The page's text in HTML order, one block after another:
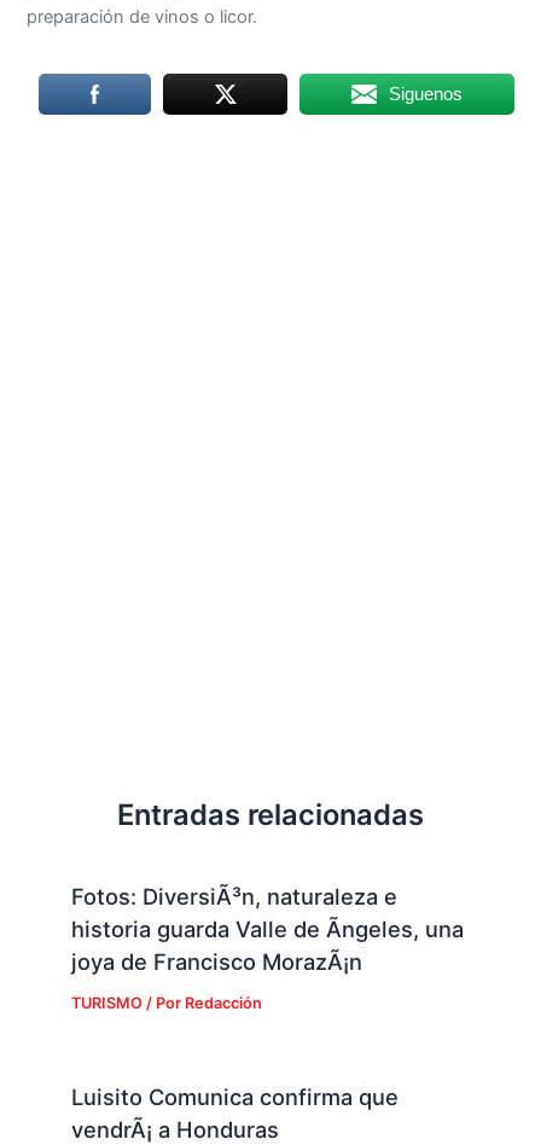
preparación de vinos o licor.
Siguenos
Entradas relacionadas
Fotos: DiversiÃ³n, naturaleza e
historia guarda Valle de Ãngeles, una
joya de Francisco MorazÃ¡n
TURISMO/ Por Redacción
Luisito Comunica confirma que
vendrÃ¡ a Honduras